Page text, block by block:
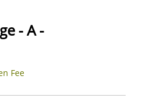
- A -
Fee